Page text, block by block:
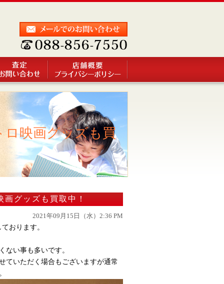
映画グッズも買
グッズも買取中！
2021年09月15日（水）2:36 PM
おります。
ない事も多いです。
ていただく場合もございますが通常